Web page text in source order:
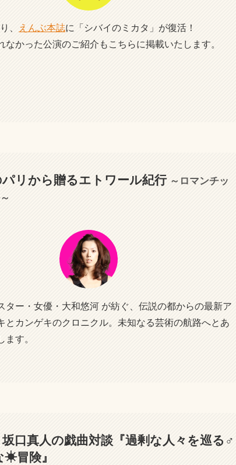
、 えんぶ本誌に「シバイのミカタ」が復活！
なかった公演のご紹介もこちらに掲載いたします。
パリから贈るエトワール紀行～ロマンチッ
ター・女優・大和悠河 が紡ぐ、伝説の都からの最新ア
とカンゲキのクロニクル。未知なる芸術の航路へとあ
ます。
口真人の戯曲対談『過剰な人々を巡る♂
冒険』